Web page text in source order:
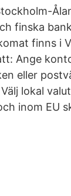
finska
finns i
Ange
eller
lokal
inom EU